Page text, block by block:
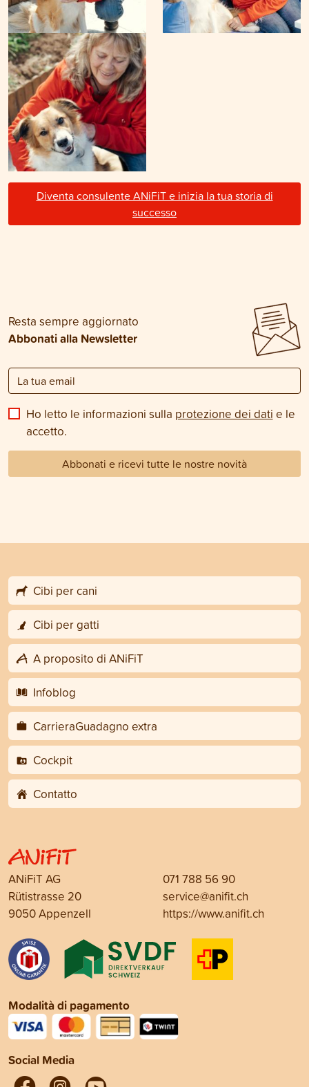
Diventa consulente ANiFiT e inizia la tua storia di
successo
Resta sempre aggiornato
Abbonati alla Newsletter
Ho letto le informazioni sulla protezione dei dati e le
accetto.
Abbonati e ricevi tutte le nostre novità
Cibi per cani
Cibi per gatti
A proposito di ANiFiT
Infoblog
CarrieraGuadagno extra
Cockpit
Contatto
ANiFiT AG
Rütistrasse 20
9050 Appenzell
071 788 56 90
service@anifit.ch
https://www.anifit.ch
Modalità di pagamento
Social Media